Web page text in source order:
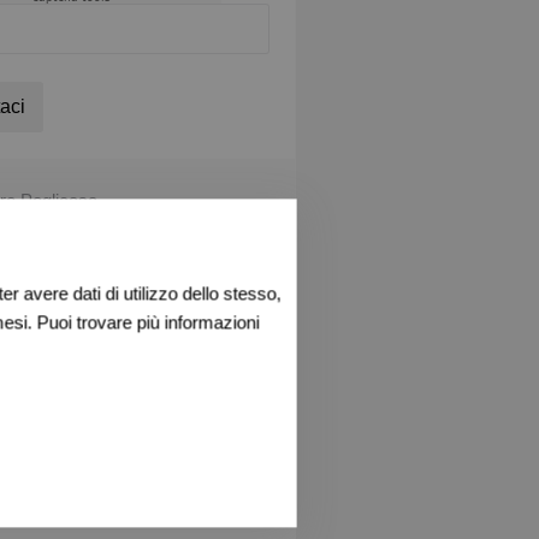
Peglicasa
immobile
avere dati di utilizzo dello stesso,
Puoi trovare più informazioni